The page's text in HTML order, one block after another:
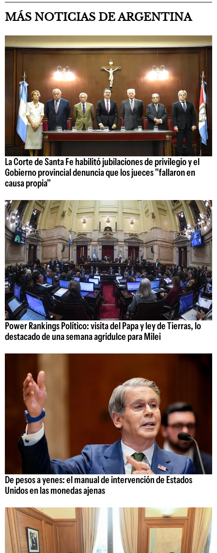
MÁS NOTICIAS DE ARGENTINA
La Corte de Santa Fe habilitó jubilaciones de privilegio y el
Gobierno provincial denuncia que los jueces "fallaron en
causa propia"
Power Rankings Político: visita del Papa y ley de Tierras, lo
destacado de una semana agridulce para Milei
De pesos a yenes: el manual de intervención de Estados
Unidos en las monedas ajenas